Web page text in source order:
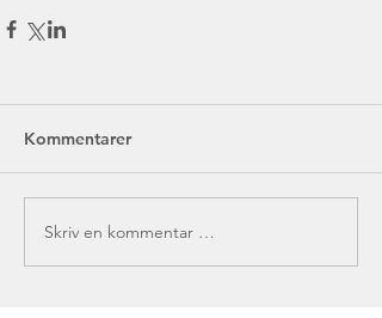
Kommentarer
Skriv en kommentar …